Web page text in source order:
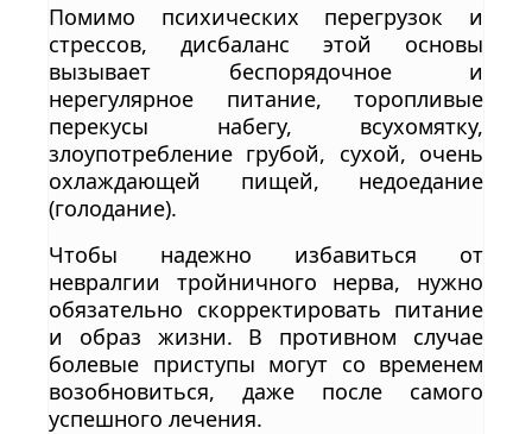
Помимо психических перегрузок и
стрессов, дисбаланс этой основы
вызывает беспорядочное и
нерегулярное питание, торопливые
перекусы набегу, всухомятку,
злоупотребление грубой, сухой, очень
охлаждающей пищей, недоедание
(голодание).
Чтобы надежно избавиться от
невралгии тройничного нерва, нужно
обязательно скорректировать питание
и образ жизни. В противном случае
болевые приступы могут со временем
возобновиться, даже после самого
успешного лечения.